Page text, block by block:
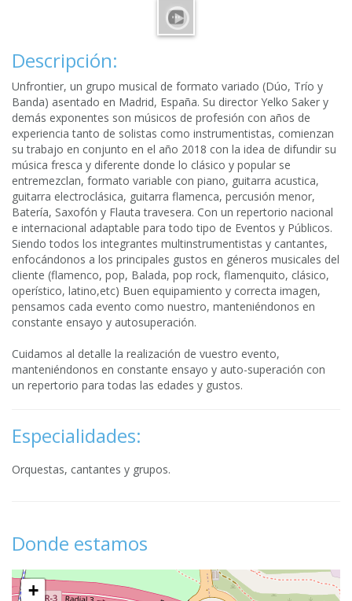
Descripción:
Unfrontier, un grupo musical de formato variado (Dúo, Trío y
Banda) asentado en Madrid, España. Su director Yelko Saker y
demás exponentes son músicos de profesión con años de
experiencia tanto de solistas como instrumentistas, comienzan
su trabajo en conjunto en el año 2018 con la idea de difundir su
música fresca y diferente donde lo clásico y popular se
entremezclan, formato variable con piano, guitarra acustica,
guitarra electroclásica, guitarra flamenca, percusión menor,
Batería, Saxofón y Flauta travesera. Con un repertorio nacional
e internacional adaptable para todo tipo de Eventos y Públicos.
Siendo todos los integrantes multinstrumentistas y cantantes,
enfocándonos a los principales gustos en géneros musicales del
cliente (flamenco, pop, Balada, pop rock, flamenquito, clásico,
operístico, latino,etc) Buen equipamiento y correcta imagen,
pensamos cada evento como nuestro, manteniéndonos en
constante ensayo y autosuperación.
Cuidamos al detalle la realización de vuestro evento,
manteniéndonos en constante ensayo y auto-superación con
un repertorio para todas las edades y gustos.
Especialidades:
Orquestas, cantantes y grupos.
Donde estamos
+